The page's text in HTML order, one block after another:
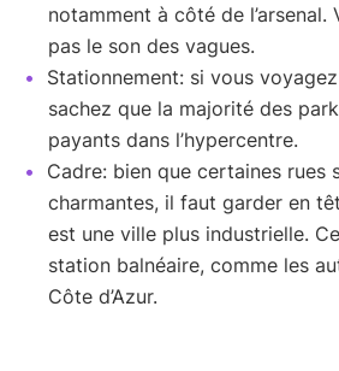
notamment à côté de l’arsenal.
pas le son des vagues.
Stationnement: si vous
sachez que la majorité des
payants dans l’hypercentre.
Cadre: bien que certaines rues
charmantes, il faut garder en
est une ville plus industrielle.
station balnéaire, comme les
Côte d’Azur.